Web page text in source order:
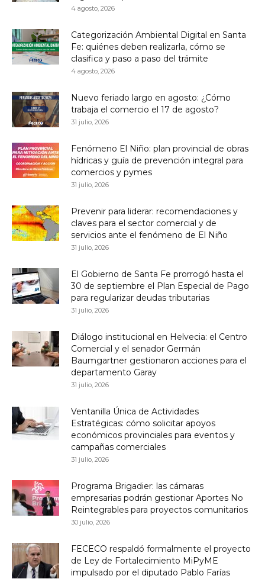
4 agosto, 2026
Categorización Ambiental Digital en Santa
Fe: quiénes deben realizarla, cómo se
clasifica y paso a paso del trámite
4 agosto, 2026
Nuevo feriado largo en agosto: ¿Cómo
trabaja el comercio el 17 de agosto?
31 julio, 2026
Fenómeno El Niño: plan provincial de obras
hídricas y guía de prevención integral para
comercios y pymes
31 julio, 2026
Prevenir para liderar: recomendaciones y
claves para el sector comercial y de
servicios ante el fenómeno de El Niño
31 julio, 2026
El Gobierno de Santa Fe prorrogó hasta el
30 de septiembre el Plan Especial de Pago
para regularizar deudas tributarias
31 julio, 2026
Diálogo institucional en Helvecia: el Centro
Comercial y el senador Germán
Baumgartner gestionaron acciones para el
departamento Garay
31 julio, 2026
Ventanilla Única de Actividades
Estratégicas: cómo solicitar apoyos
económicos provinciales para eventos y
campañas comerciales
31 julio, 2026
Programa Brigadier: las cámaras
empresarias podrán gestionar Aportes No
Reintegrables para proyectos comunitarios
30 julio, 2026
FECECO respaldó formalmente el proyecto
de Ley de Fortalecimiento MiPyME
impulsado por el diputado Pablo Farías